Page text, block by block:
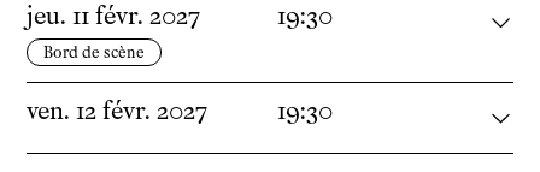
jeu. 11 févr. 2027 19:30
Bord de scène
ven. 12 févr. 2027 19:30
Podcasts
Ressources pédagogiques
Espace production